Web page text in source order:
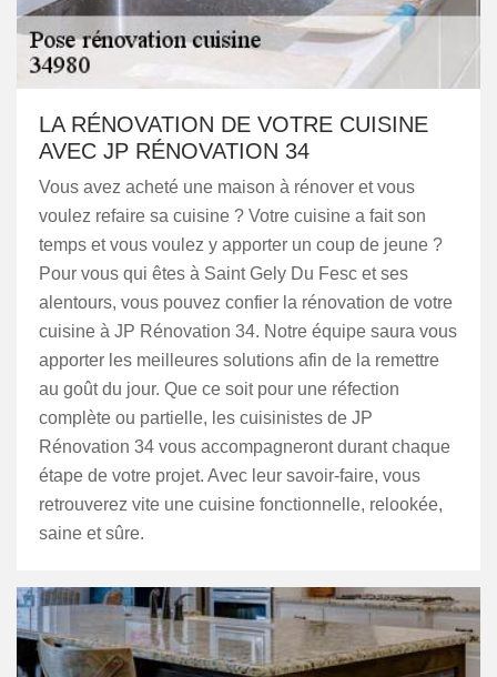
LA RÉNOVATION DE VOTRE CUISINE
AVEC JP RÉNOVATION 34
Vous avez acheté une maison à rénover et vous
voulez refaire sa cuisine ? Votre cuisine a fait son
temps et vous voulez y apporter un coup de jeune ?
Pour vous qui êtes à Saint Gely Du Fesc et ses
alentours, vous pouvez confier la rénovation de votre
cuisine à JP Rénovation 34. Notre équipe saura vous
apporter les meilleures solutions afin de la remettre
au goût du jour. Que ce soit pour une réfection
complète ou partielle, les cuisinistes de JP
Rénovation 34 vous accompagneront durant chaque
étape de votre projet. Avec leur savoir-faire, vous
retrouverez vite une cuisine fonctionnelle, relookée,
saine et sûre.